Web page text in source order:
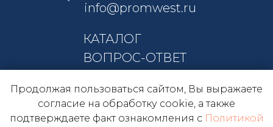
КАТАЛОГ
ВОПРОС-ОТВЕТ
О КОМПАНИИ
info@promwest.ru
Продолжая пользоваться сайтом, Вы выражаете
согласие на обработку cookie, а также
подтверждаете факт ознакомления с Политикой